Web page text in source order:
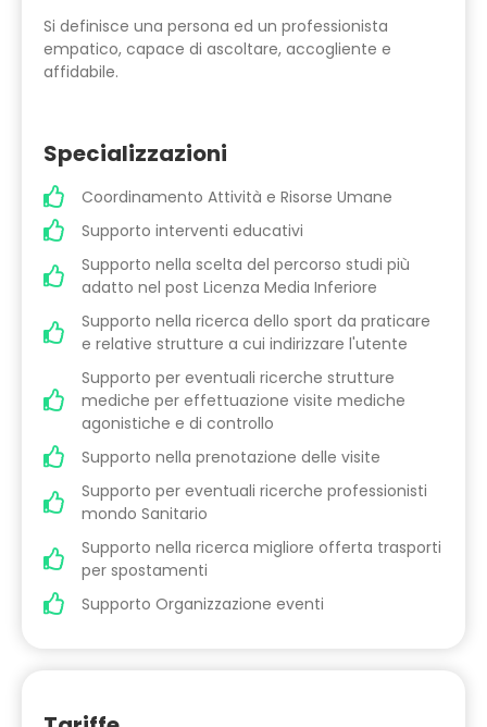
Si definisce una persona ed un professionista
empatico, capace di ascoltare, accogliente e
affidabile.
Specializzazioni
Coordinamento Attività e Risorse Umane
Supporto interventi educativi
Supporto nella scelta del percorso studi più
adatto nel post Licenza Media Inferiore
Supporto nella ricerca dello sport da praticare
e relative strutture a cui indirizzare l'utente
Supporto per eventuali ricerche strutture
mediche per effettuazione visite mediche
agonistiche e di controllo
Supporto nella prenotazione delle visite
Supporto per eventuali ricerche professionisti
mondo Sanitario
Supporto nella ricerca migliore offerta trasporti
per spostamenti
Supporto Organizzazione eventi